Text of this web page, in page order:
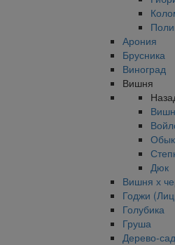
Арония
Брусника
Виноград
Вишня
Дюк
Вишня х
Годжи
Голубика
Груша
Дерево-сад